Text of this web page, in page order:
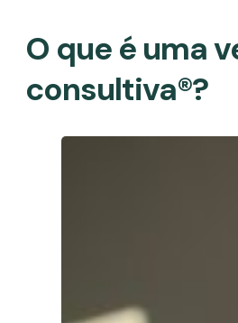
O que é uma
consultiva®?